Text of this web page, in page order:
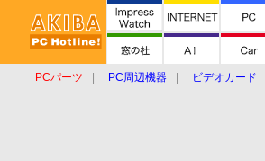
PCパーツ PC周辺機器 ビデオカード